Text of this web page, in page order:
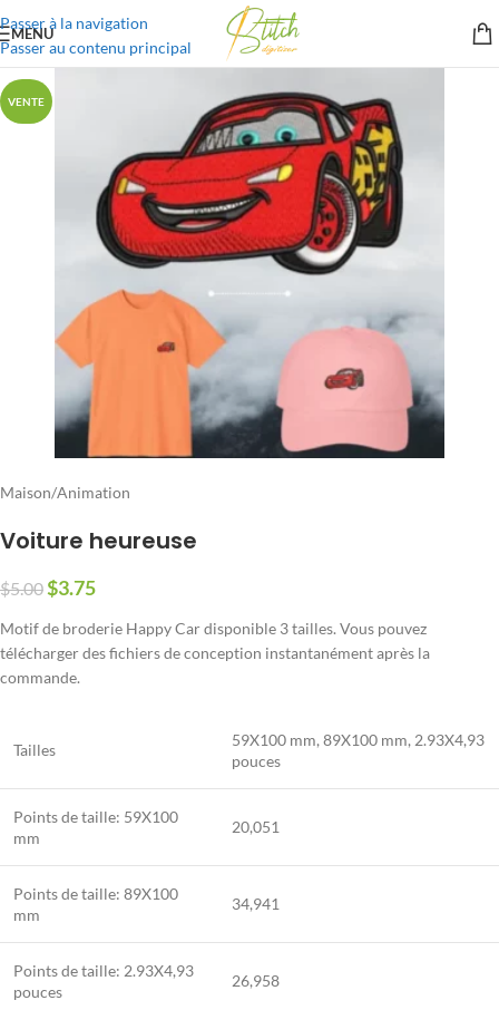
Passer à la navigation
Passer au contenu principal
MENU
VENTE
Maison/Animation
Voiture heureuse
$5.00$3.75
Motif de broderie Happy Car disponible 3 tailles. Vous pouvez
télécharger des fichiers de conception instantanément après la
commande.
Tailles
59X100 mm, 89X100 mm, 2.93X4,93
pouces
Points de taille: 59X100
mm
20,051
Points de taille: 89X100
mm
34,941
Points de taille: 2.93X4,93
pouces
26,958